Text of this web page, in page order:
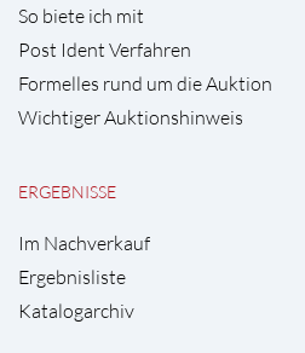
So biete ich mit
Post Ident Verfahren
Formelles rund um die Auktion
Wichtiger Auktionshinweis
ERGEBNISSE
Im Nachverkauf
Ergebnisliste
Katalogarchiv